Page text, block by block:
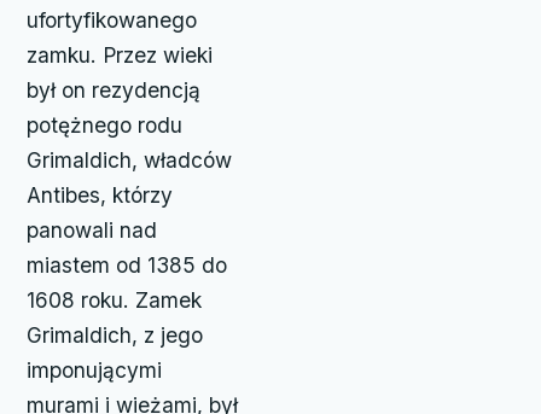
ufortyfikowanego
zamku. Przez wieki
był on rezydencją
potężnego rodu
Grimaldich, władców
Antibes, którzy
panowali nad
miastem od 1385 do
1608 roku. Zamek
Grimaldich, z jego
imponującymi
murami i wieżami, był